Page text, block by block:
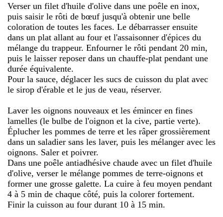
Verser un filet d'huile d'olive dans une poêle en inox,
puis saisir le rôti de bœuf jusqu'à obtenir une belle
coloration de toutes les faces. Le débarrasser ensuite
dans un plat allant au four et l'assaisonner d'épices du
mélange du trappeur. Enfourner le rôti pendant 20 min,
puis le laisser reposer dans un chauffe-plat pendant une
durée équivalente.
Pour la sauce, déglacer les sucs de cuisson du plat avec
le sirop d'érable et le jus de veau, réserver.
Laver les oignons nouveaux et les émincer en fines
lamelles (le bulbe de l'oignon et la cive, partie verte).
Éplucher les pommes de terre et les râper grossièrement
dans un saladier sans les laver, puis les mélanger avec les
oignons. Saler et poivrer.
Dans une poêle antiadhésive chaude avec un filet d'huile
d'olive, verser le mélange pommes de terre-oignons et
former une grosse galette. La cuire à feu moyen pendant
4 à 5 min de chaque côté, puis la colorer fortement.
Finir la cuisson au four durant 10 à 15 min.